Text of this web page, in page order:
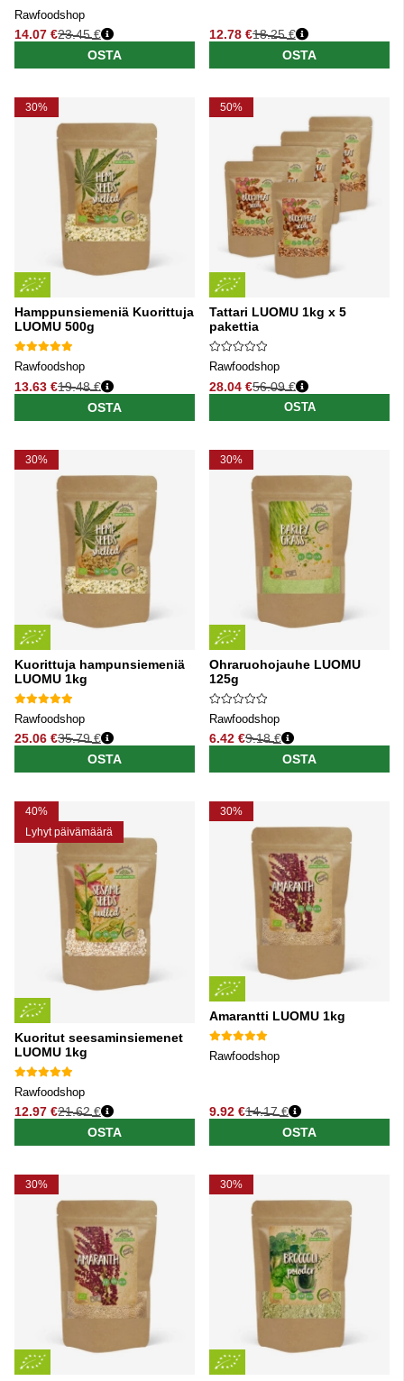
Rawfoodshop
14.07 €
Normaali hinta
23.45 €
OSTA
12.78 €
Normaali hinta
18.25 €
OSTA
30%
Hamppunsiemeniä Kuorittuja
LUOMU 500g
Rawfoodshop
13.63 €
Normaali hinta
19.48 €
OSTA
50%
Tattari LUOMU 1kg x 5
pakettia
Rawfoodshop
28.04 €
Normaali hinta
56.09 €
OSTA
30%
Kuorittuja hampunsiemeniä
LUOMU 1kg
Rawfoodshop
25.06 €
Normaali hinta
35.79 €
OSTA
30%
Ohraruohojauhe LUOMU
125g
Rawfoodshop
6.42 €
Normaali hinta
9.18 €
OSTA
40%
Lyhyt päivämäärä
Kuoritut seesaminsiemenet
LUOMU 1kg
Rawfoodshop
12.97 €
Normaali hinta
21.62 €
OSTA
30%
Amarantti LUOMU 1kg
Rawfoodshop
9.92 €
Normaali hinta
14.17 €
OSTA
30% 30%